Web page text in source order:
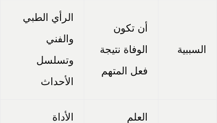
السببية
أن تكون
الوفاة نتيجة
فعل المتهم
الرأي الطبي
والفني
وتسلسل
الأحداث
العلم
الأداة